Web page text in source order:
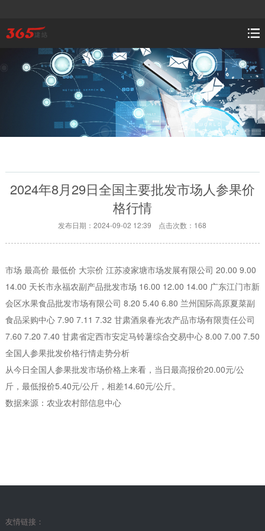
2024年8月29日全国主要批发市场人参果价
格行情
发布日期：2024-09-02 12:39 点击次数：168
市场 最高价 最低价 大宗价 江苏凌家塘市场发展有限公司 20.00 9.00
14.00 天长市永福农副产品批发市场 16.00 12.00 14.00 广东江门市新
会区水果食品批发市场有限公司 8.20 5.40 6.80 兰州国际高原夏菜副
食品采购中心 7.90 7.11 7.32 甘肃酒泉春光农产品市场有限责任公司
7.60 7.20 7.40 甘肃省定西市安定马铃薯综合交易中心 8.00 7.00 7.50
全国人参果批发价格行情走势分析
从今日全国人参果批发市场价格上来看，当日最高报价20.00元/公
斤，最低报价5.40元/公斤，相差14.60元/公斤。
数据来源：农业农村部信息中心
友情链接：